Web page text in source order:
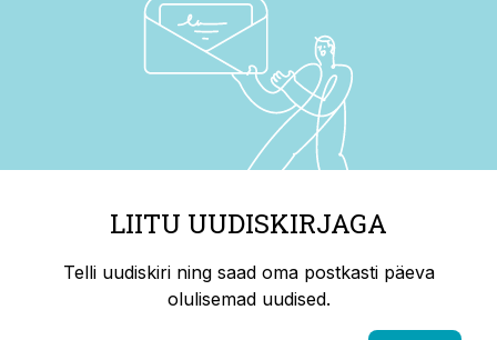
LIITU UUDISKIRJAGA
Telli uudiskiri ning saad oma postkasti päeva
olulisemad uudised.